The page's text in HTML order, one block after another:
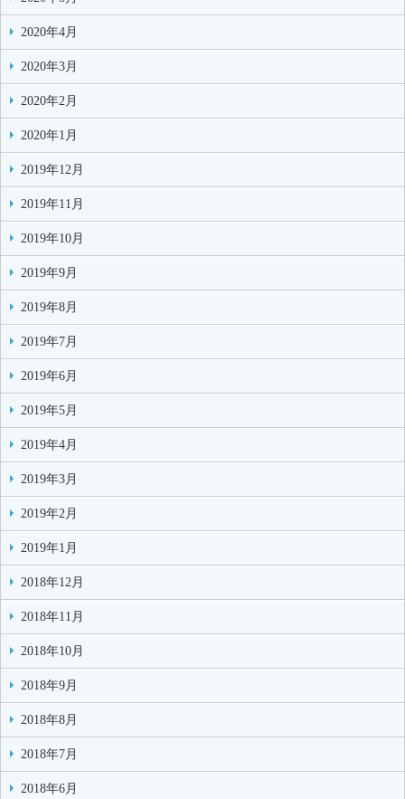
2020年4月
2020年3月
2020年2月
2020年1月
2019年12月
2019年11月
2019年10月
2019年9月
2019年8月
2019年7月
2019年6月
2019年5月
2019年4月
2019年3月
2019年2月
2019年1月
2018年12月
2018年11月
2018年10月
2018年9月
2018年8月
2018年7月
2018年6月